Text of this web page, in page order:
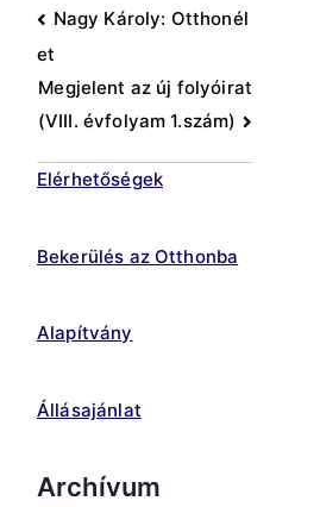
Bejegyzés
navigáció
Nagy Károly: Otthonél
et
Megjelent az új folyóirat
(VIII. évfolyam 1.szám)
Elérhetőségek
Bekerülés az Otthonba
Alapítvány
Állásajánlat
Archívum